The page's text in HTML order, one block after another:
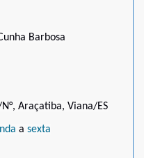
Barbosa
Araçatiba, Viana/ES
a sexta